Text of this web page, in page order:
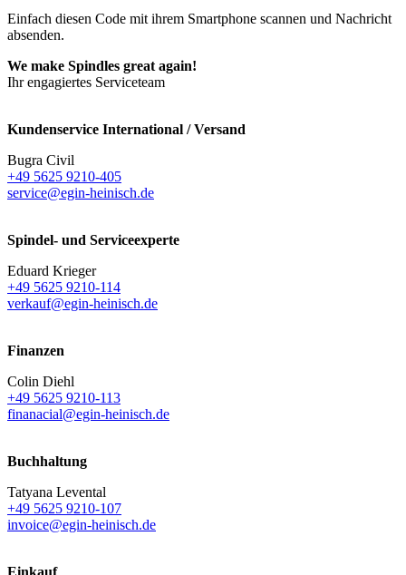
Einfach diesen Code mit ihrem Smartphone scannen und Nachricht
absenden.
We make Spindles great again!
Ihr engagiertes Serviceteam
Kundenservice International / Versand
Bugra Civil
+49 5625 9210-405
service@egin-heinisch.de
Spindel- und Serviceexperte
Eduard Krieger
+49 5625 9210-114
verkauf@egin-heinisch.de
Finanzen
Colin Diehl
+49 5625 9210-113
finanacial@egin-heinisch.de
Buchhaltung
Tatyana Levental
+49 5625 9210-107
invoice@egin-heinisch.de